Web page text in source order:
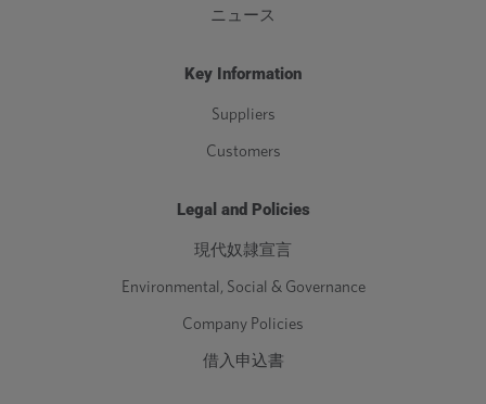
ニュース
Key Information
Suppliers
Customers
Legal and Policies
現代奴隷宣言
Environmental, Social & Governance
Company Policies
借入申込書